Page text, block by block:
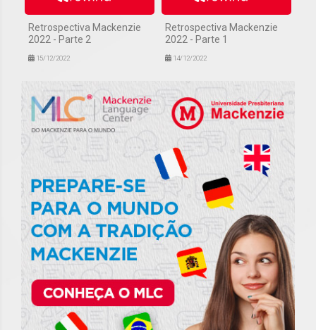
Retrospectiva Mackenzie
2022 - Parte 2
15/12/2022
Retrospectiva Mackenzie
2022 - Parte 1
14/12/2022